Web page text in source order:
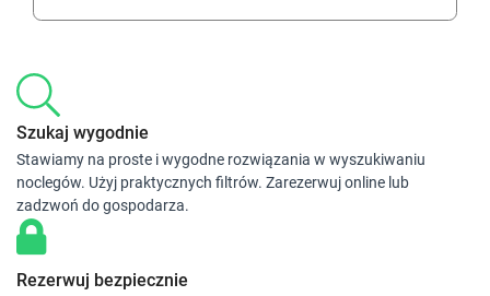
Szukaj wygodnie
Stawiamy na proste i wygodne rozwiązania w wyszukiwaniu
noclegów. Użyj praktycznych filtrów. Zarezerwuj online lub
zadzwoń do gospodarza.
Rezerwuj bezpiecznie